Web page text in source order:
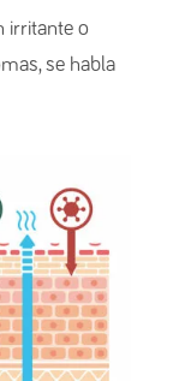
irritante o
se habla